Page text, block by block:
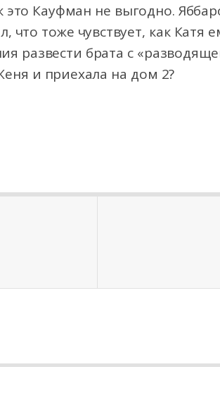
это Кауфман не выгодно.
что тоже чувствует, как Катя
развести брата с
и приехала на дом 2?